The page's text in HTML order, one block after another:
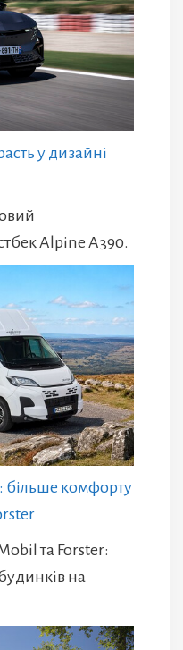
у дизайні
Alpine A390.
більше комфорту
та Forster:
на